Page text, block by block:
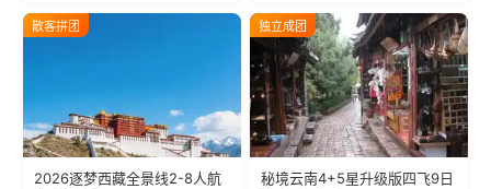
反根本不是事儿 ！ 【无人机航
拍】-雪山/圣湖/...
城堡寺院于一体的宏伟建筑，是
西藏最完整的古代...
散客拼团
2026逐梦西藏全景线2-8人航
独立成团
秘境云南4+5星升级版四飞9日